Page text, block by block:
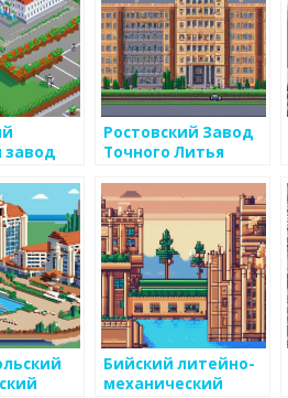
Ростовский Завод
Точного Литья
Бийский литейно-
механический